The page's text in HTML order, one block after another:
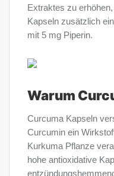
Extraktes zu
Kapseln zusätzlich
mit 5 mg Piperin.
Warum
Curcuma Kapseln
Curcumin ein
Kurkuma Pflanze
hohe antioxidative